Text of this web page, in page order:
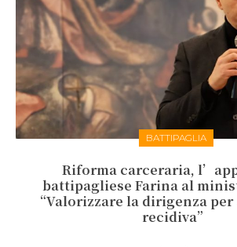
BATTIPAGLIA
Riforma carceraria,
battipagliese Farina al
“Valorizzare la dirigenza
recidiva”